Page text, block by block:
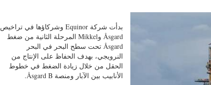
بدأت شركة Equinor وشركاؤها في تراخيص
Åsgard وMikkel المرحلة الثانية من ضغط
Åsgard تحت سطح البحر في البحر
النرويجي، بهدف الحفاظ على الإنتاج من
الحقل من خلال زيادة الضغط في خطوط
الأنابيب بين الآبار ومنصة Åsgard B.